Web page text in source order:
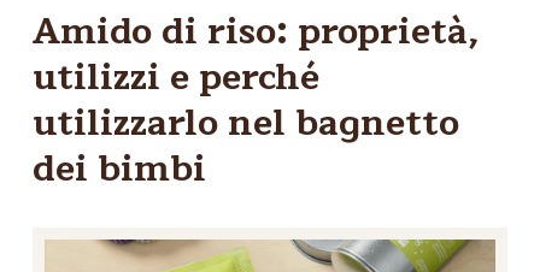
Amido di riso: proprietà,
utilizzi e perché
utilizzarlo nel bagnetto
dei bimbi